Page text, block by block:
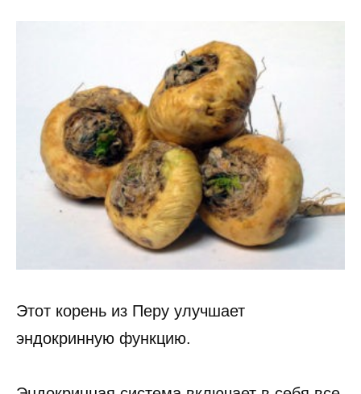
Этот корень из Перу улучшает
эндокринную функцию.